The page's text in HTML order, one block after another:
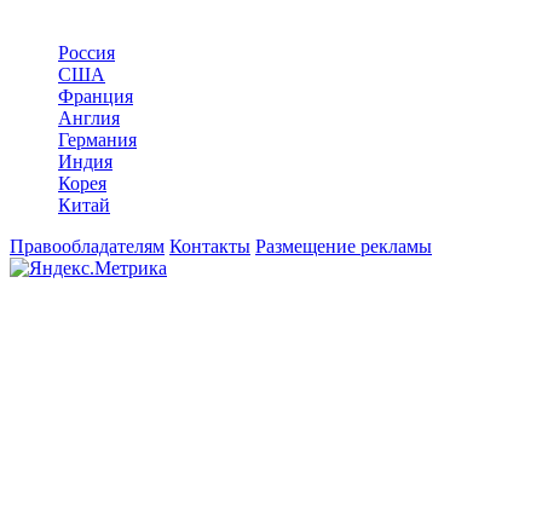
Россия
США
Франция
Англия
Германия
Индия
Корея
Китай
Правообладателям Контакты Размещение рекламы